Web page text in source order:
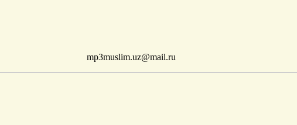
mp3muslim.uz@mail.ru